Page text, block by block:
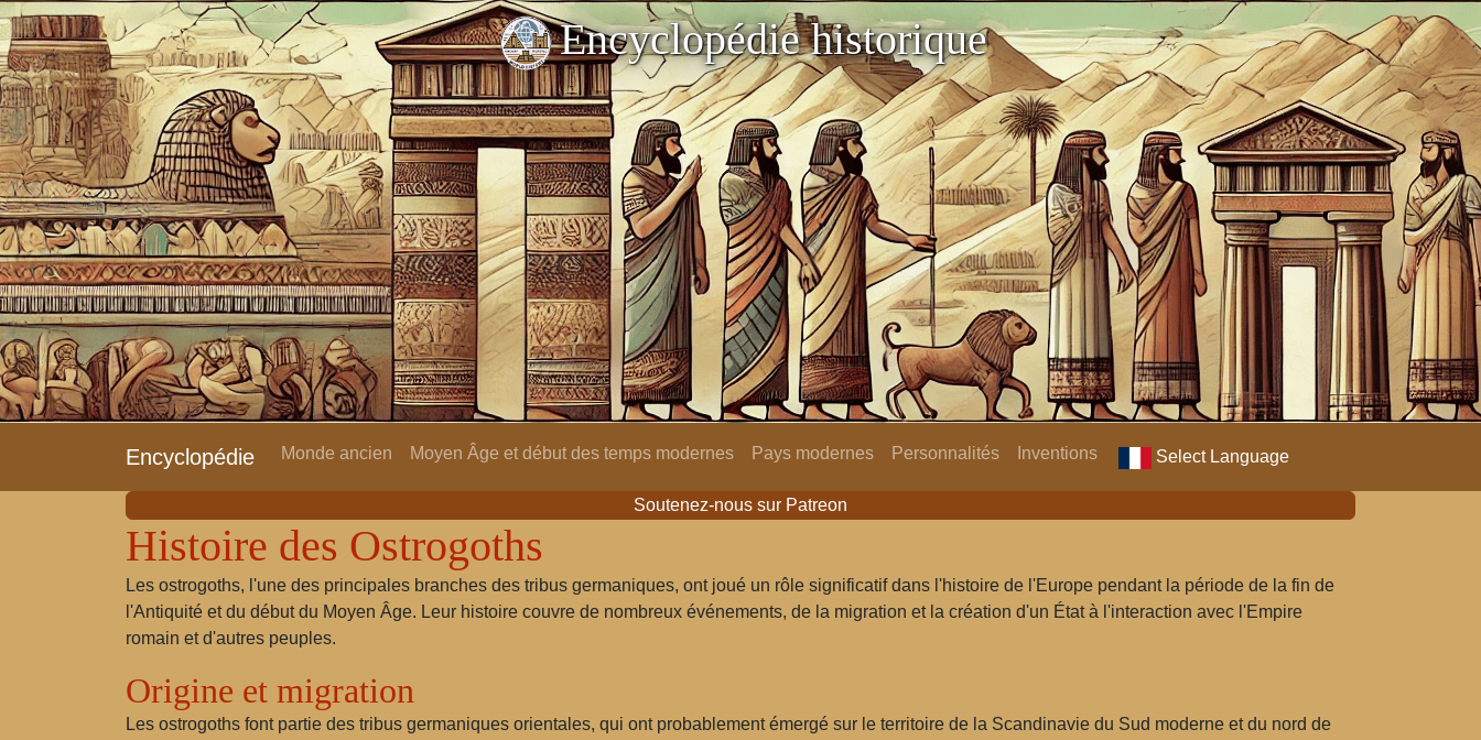
Encyclopédie historique
Encyclopédie Monde ancien Moyen Âge et début des temps modernes Pays modernes Personnalités Inventions Select Language
Soutenez-nous sur Patreon
Histoire des Ostrogoths
Les ostrogoths, l'une des principales branches des tribus germaniques, ont joué un rôle significatif dans l'histoire de l'Europe pendant la période de la fin de
l'Antiquité et du début du Moyen Âge. Leur histoire couvre de nombreux événements, de la migration et la création d'un État à l'interaction avec l'Empire
romain et d'autres peuples.
Origine et migration
Les ostrogoths font partie des tribus germaniques orientales, qui ont probablement émergé sur le territoire de la Scandinavie du Sud moderne et du nord de